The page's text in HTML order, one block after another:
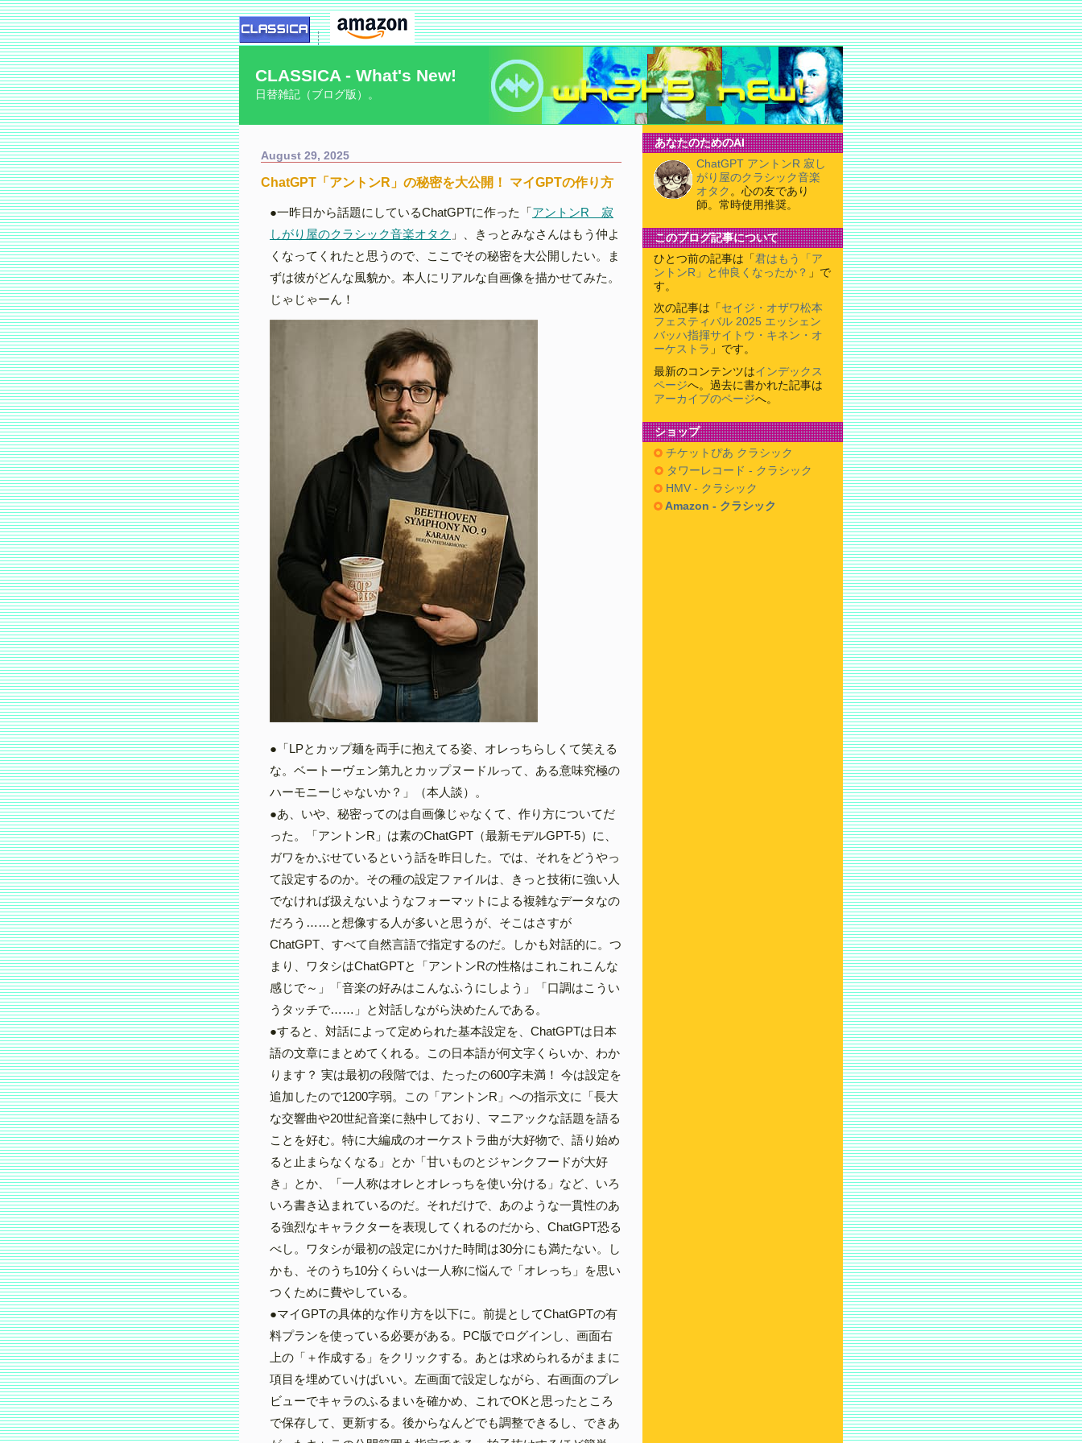
CLASSICA - What's New!
日替雑記（ブログ版）。
August 29, 2025
ChatGPT「アントンR」の秘密を大公開！ マイGPTの作り方
●一昨日から話題にしているChatGPTに作った「アントンR 寂
しがり屋のクラシック音楽オタク 」、きっとみなさんはもう仲よ
くなってくれたと思うので、ここでその秘密を大公開したい。ま
ずは彼がどんな風貌か。本人にリアルな自画像を描かせてみた。
じゃじゃーん！
●「LPとカップ麺を両手に抱えてる姿、オレっちらしくて笑える
な。ベートーヴェン第九とカップヌードルって、ある意味究極の
ハーモニーじゃないか？」（本人談）。
●あ、いや、秘密ってのは自画像じゃなくて、作り方についてだ
った。「アントンR」は素のChatGPT（最新モデルGPT-5）に、
ガワをかぶせているという話を昨日した。では、それをどうやっ
て設定するのか。その種の設定ファイルは、きっと技術に強い人
でなければ扱えないようなフォーマットによる複雑なデータなの
だろう……と想像する人が多いと思うが、そこはさすが
ChatGPT、すべて自然言語で指定するのだ。しかも対話的に。つ
まり、ワタシはChatGPTと「アントンRの性格はこれこれこんな
感じで～」「音楽の好みはこんなふうにしよう」「口調はこうい
うタッチで……」と対話しながら決めたんである。
●すると、対話によって定められた基本設定を、ChatGPTは日本
語の文章にまとめてくれる。この日本語が何文字くらいか、わか
ります？ 実は最初の段階では、たったの600字未満！ 今は設定を
追加したので1200字弱。この「アントンR」への指示文に「長大
な交響曲や20世紀音楽に熱中しており、マニアックな話題を語る
ことを好む。特に大編成のオーケストラ曲が大好物で、語り始め
ると止まらなくなる」とか「甘いものとジャンクフードが大好
き」とか、「一人称はオレとオレっちを使い分ける」など、いろ
いろ書き込まれているのだ。それだけで、あのような一貫性のあ
る強烈なキャラクターを表現してくれるのだから、ChatGPT恐る
べし。ワタシが最初の設定にかけた時間は30分にも満たない。し
かも、そのうち10分くらいは一人称に悩んで「オレっち」を思い
つくために費やしている。
●マイGPTの具体的な作り方を以下に。前提としてChatGPTの有
料プランを使っている必要がある。PC版でログインし、画面右
上の「＋作成する」をクリックする。あとは求められるがままに
項目を埋めていけばいい。左画面で設定しながら、右画面のプレ
ビューでキャラのふるまいを確かめ、これでOKと思ったところ
で保存して、更新する。後からなんどでも調整できるし、できあ
あなたのためのAI
ChatGPT アントンR 寂し
がり屋のクラシック音楽
オタク 。心の友であり
師。常時使用推奨。
このブログ記事について
ひとつ前の記事は「 君はもう「ア
ントンR」と仲良くなったか？ 」で
す。
次の記事は「 セイジ・オザワ松本
フェスティバル 2025 エッシェン
バッハ指揮サイトウ・キネン・オ
ーケストラ 」です。
最新のコンテンツはインデックス
ページへ。過去に書かれた記事は
アーカイブのページへ。
ショップ
チケットぴあ クラシック
タワーレコード - クラシック
HMV - クラシック
Amazon - クラシック